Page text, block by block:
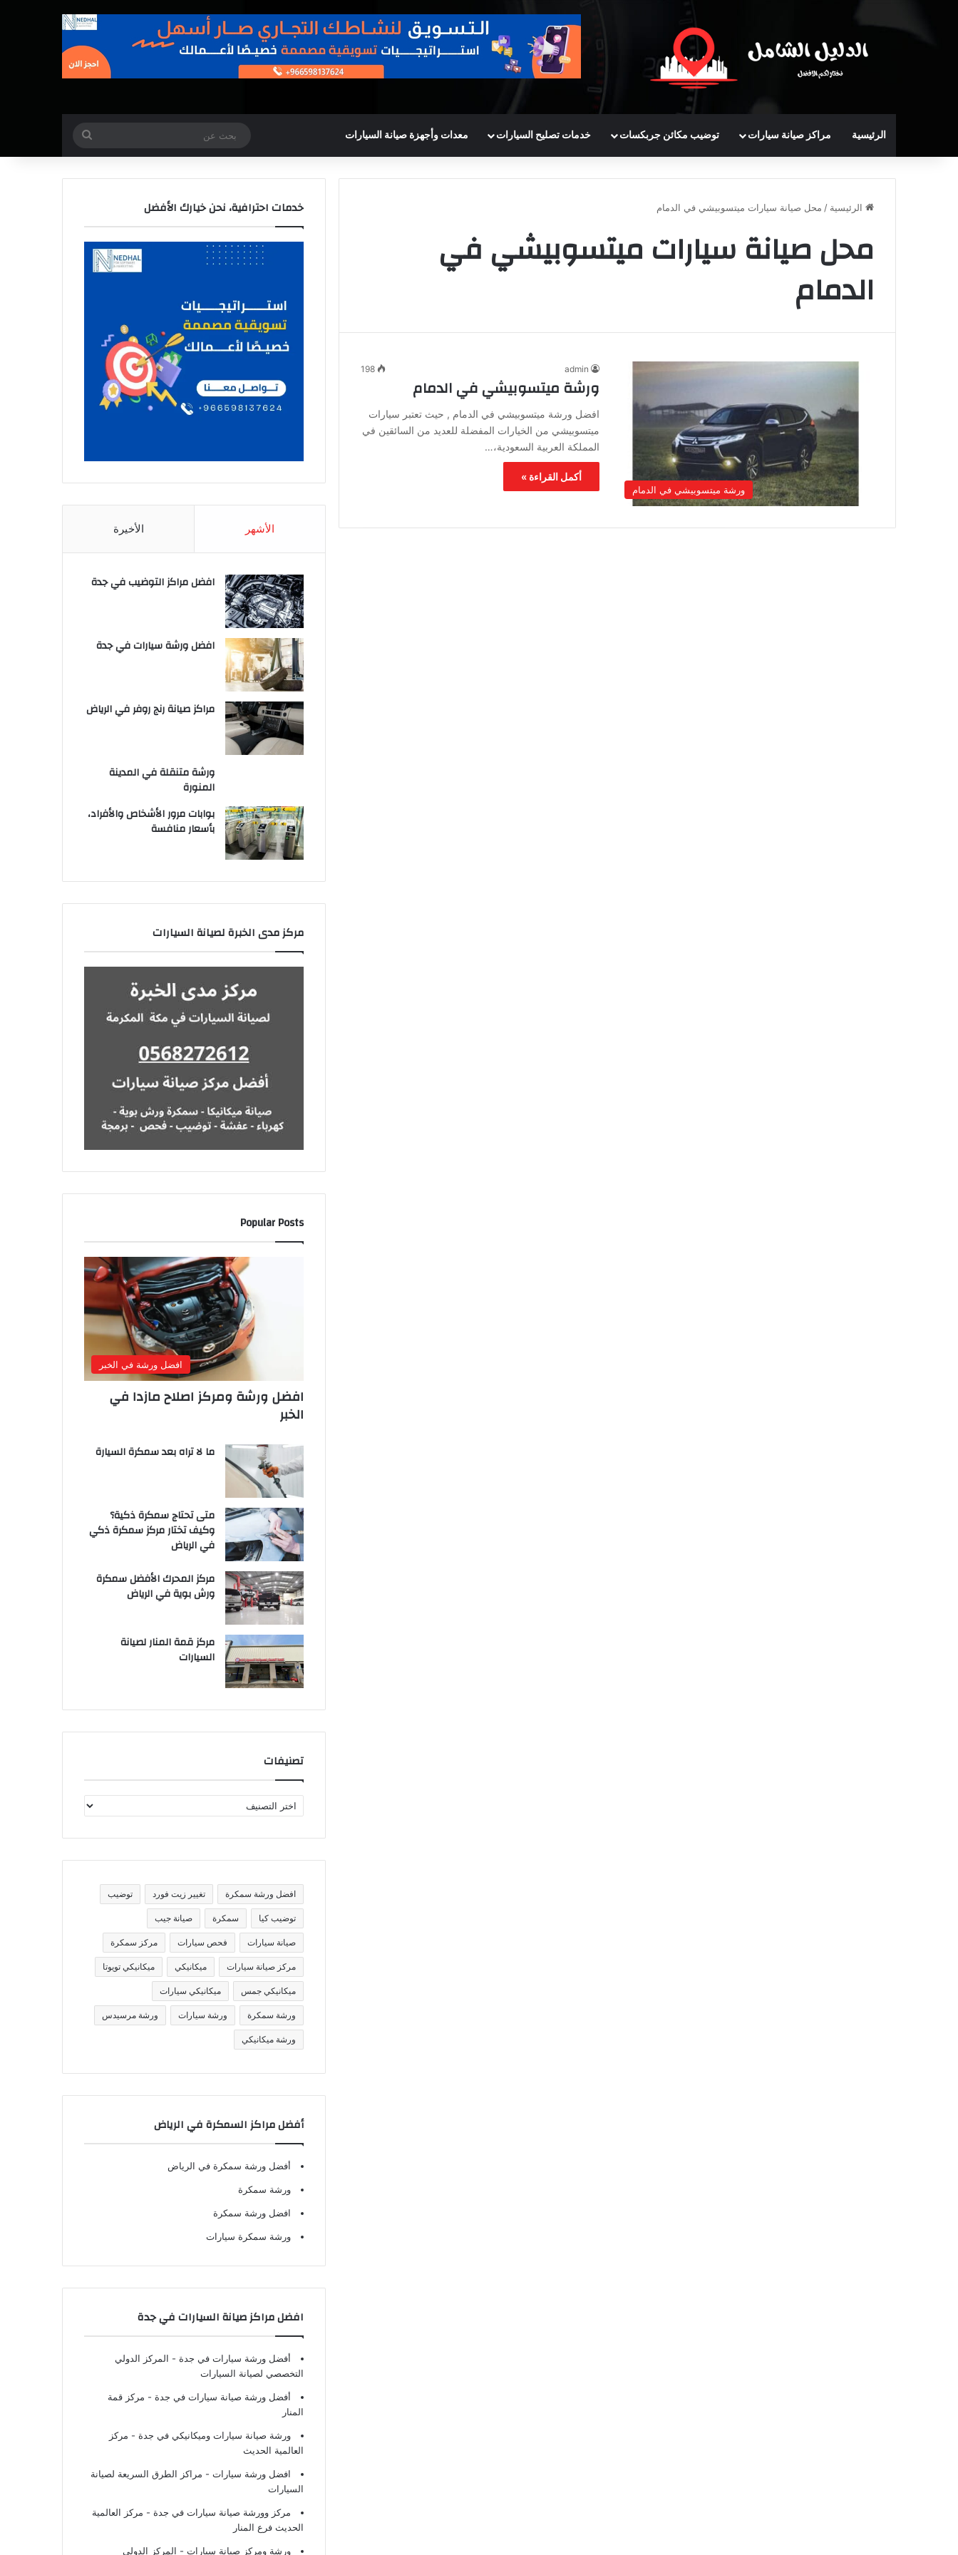
الرئيسية مراكز صيانة سيارات توضيب مكائن جربكسات خدمات تصليح السيارات معدات وأجهزة صيانة السيارات
عن
الرئيسية / محل صيانة سيارات ميتسوبيشي في الدمام
محل صيانة سيارات ميتسوبيشي في
الدمام
ورشة ميتسوبيشي في الدمام
admin
198
ورشة ميتسوبيشي في الدمام
افضل ورشة ميتسوبيشي في الدمام , حيث تعتبر سيارات
ميتسوبيشي من الخيارات المفضلة للعديد من السائقين في
المملكة العربية السعودية،…
أكمل القراءة »
خدمات احترافية، نحن خيارك الأفضل
الأشهر الأخيرة
افضل مراكز التوضيب في جدة
افضل ورشة سيارات في جدة
مراكز صيانة رنج روفر في الرياض
ورشة متنقلة في المدينة
المنورة
بوابات مرور الأشخاص والأفراد،
بأسعار منافسة
مركز مدى الخبرة لصيانة السيارات
Popular Posts
افضل ورشة في الخبر
افضل ورشة ومركز اصلاح مازدا في
الخبر
ما لا تراه بعد سمكرة السيارة
متى تحتاج سمكرة ذكية؟
وكيف تختار مركز سمكرة ذكي
في الرياض
مركز المحرك الأفضل سمكرة
ورش بوية في الرياض
مركز قمة المنار لصيانة
السيارات
تصنيفات
ص
ف
تافضل ورشة سمكرة تغيير زيت فورد توضيب
توضيب كيا سمكرة صيانة جيب
صيانة سيارات فحص سيارات مركز سمكرة
مركز صيانة سيارات ميكانيكي ميكانيكي تويوتا
ميكانيكي جمس ميكانيكي سيارات
ورشة سمكرة ورشة سيارات ورشة مرسيدس
ورشة ميكانيكي
أفضل مراكز السمكرة في الرياض
أفضل ورشة سمكرة في الرياض
ورشة سمكرة
افضل ورشة سمكرة
ورشة سمكرة سيارات
افضل مراكز صيانة السيارات في جدة
أفضل ورشة سيارات في جدة - المركز الدولي
التخصصي لصيانة السيارات
أفضل ورشة صيانة سيارات في جدة - مركز قمة
المنار
ورشة صيانة سيارات وميكانيكي في جدة - مركز
العالمية الحديث
افضل ورشة سيارات - مراكز الطرق السريعة لصيانة
السيارات
مركز وورشة صيانة سيارات في جدة - مركز العالمية
الحديث فرع المنار
ورشة ومركز صيانة سيارات - المركز الدولي